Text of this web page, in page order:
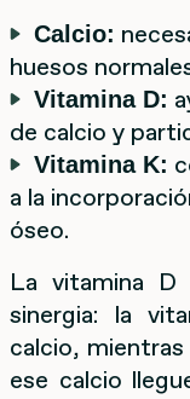
Calcio:
huesos
Vitamina D:
de calcio y
Vitamina K:
a la
óseo.
La vitamina
sinergia: la
calcio,
ese calcio